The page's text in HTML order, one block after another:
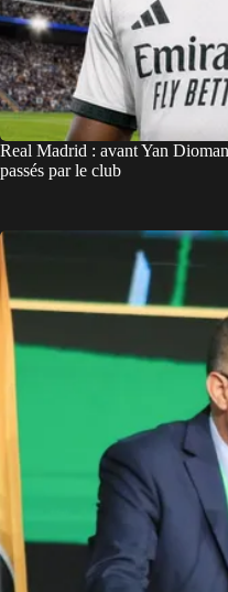
Real Madrid : avant Yan
passés par le club